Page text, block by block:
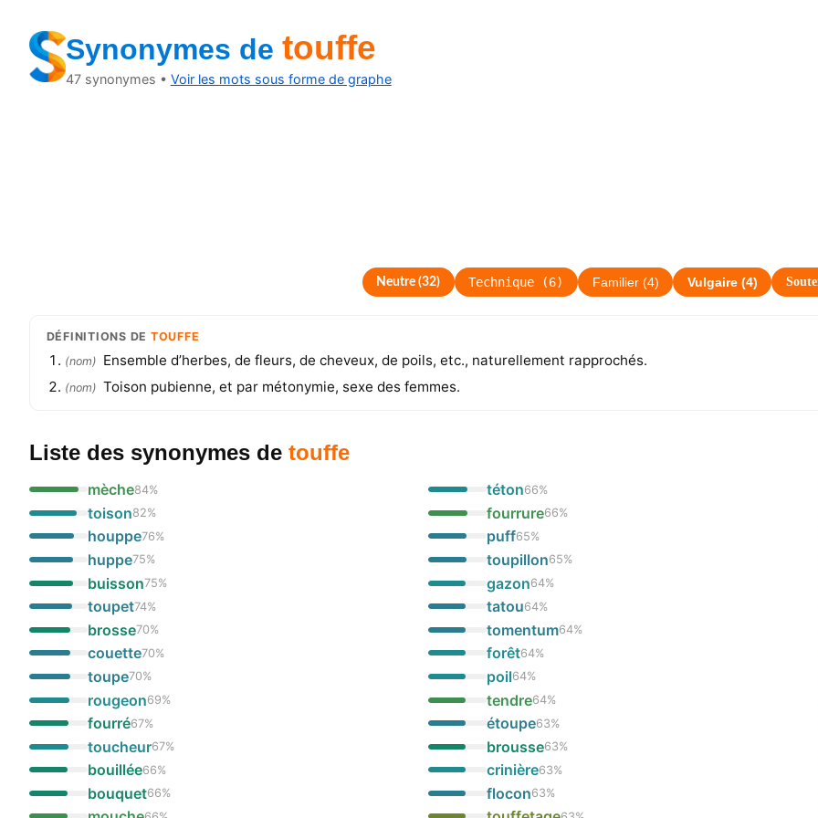
Synonymes de touffe
47synonymes • Voir les mots sous forme de graphe
Neutre (32) Technique (6) Familier(4) Vulgaire(4)
DÉFINITIONS DE TOUFFE
(nom) Ensemble d’herbes, de fleurs, de cheveux, de poils, etc., naturellement rapprochés.
(nom) Toison pubienne, et par métonymie, sexe des femmes.
Liste des synonymes de touffe
mèche84%
toison82%
houppe76%
huppe75%
buisson75%
toupet74%
brosse70%
couette70%
toupe70%
rougeon69%
fourré67%
toucheur67%
bouillée66%
bouquet66%
téton66%
fourrure66%
puff65%
toupillon65%
gazon64%
tatou64%
tomentum64%
forêt64%
poil64%
tendre64%
étoupe63%
brousse63%
crinière63%
flocon63%